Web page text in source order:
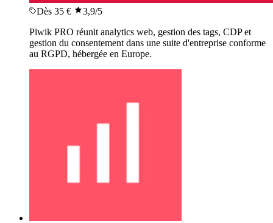
Dès 35 € 3,9/5
Piwik PRO réunit analytics web, gestion des tags, CDP et
gestion du consentement dans une suite d'entreprise conforme
au RGPD, hébergée en Europe.